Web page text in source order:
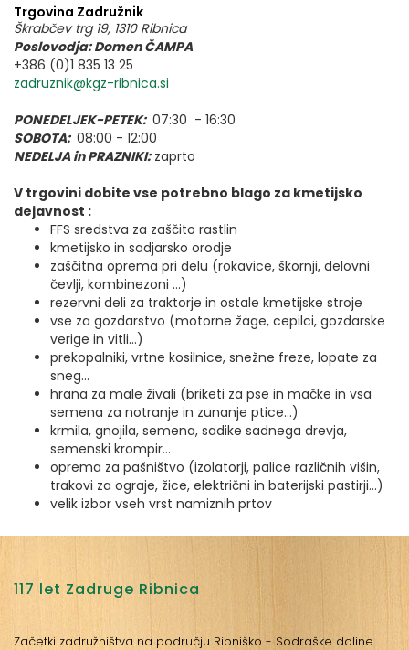
Trgovina Zadružnik
Škrabčev trg 19, 1310 Ribnica
Poslovodja: Domen ČAMPA
+386 (0)1 835 13 25
zadruznik@kgz-ribnica.si
PONEDELJEK-PETEK: 07:30 - 16:30
SOBOTA: 08:00 - 12:00
NEDELJA in PRAZNIKI:zaprto
V trgovini dobite vse potrebno blago za kmetijsko
dejavnost :
FFS sredstva za zaščito rastlin
kmetijsko in sadjarsko orodje
zaščitna oprema pri delu (rokavice, škornji, delovni
čevlji, kombinezoni …)
rezervni deli za traktorje in ostale kmetijske stroje
vse za gozdarstvo (motorne žage, cepilci, gozdarske
verige in vitli…)
prekopalniki, vrtne kosilnice, snežne freze, lopate za
sneg…
hrana za male živali (briketi za pse in mačke in vsa
semena za notranje in zunanje ptice…)
krmila, gnojila, semena, sadike sadnega drevja,
semenski krompir…
oprema za pašništvo (izolatorji, palice različnih višin,
trakovi za ograje, žice, električni in baterijski pastirji…)
velik izbor vseh vrst namiznih prtov
117 let Zadruge Ribnica
Začetki zadružništva na području Ribniško - Sodraške doline